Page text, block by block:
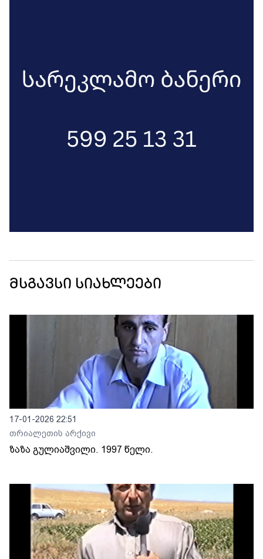
მსგავსი სიახლეები
17-01-2026 22:51
თრიალეთის არქივი
ზაზა გულიაშვილი. 1997 წელი.